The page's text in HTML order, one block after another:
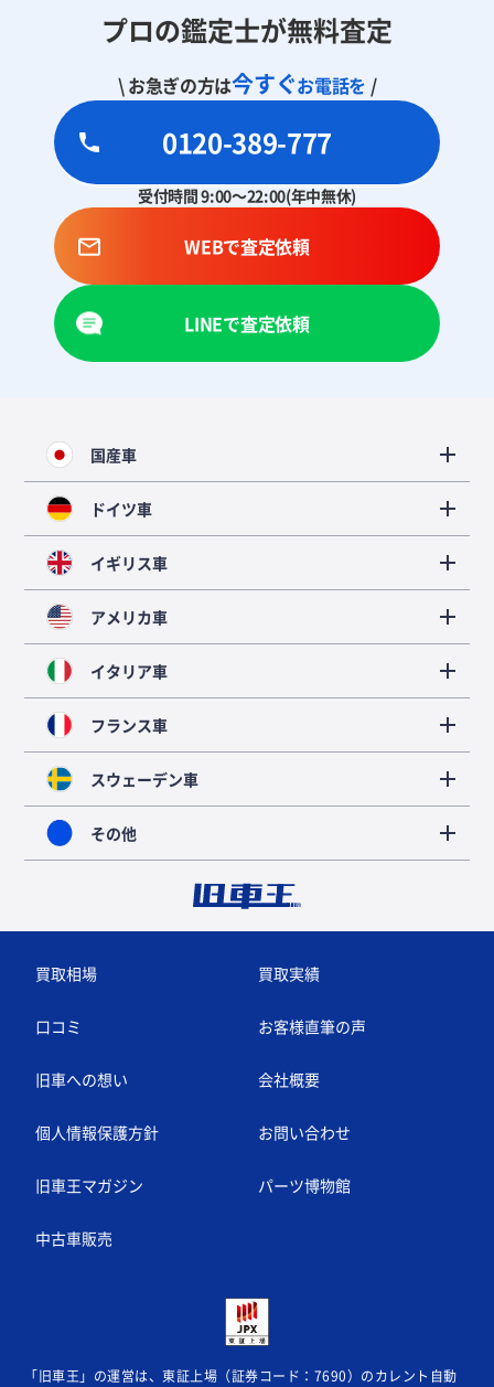
プロの鑑定士が無料査定
\ お急ぎの方は今すぐお電話を /
0120-389-777
受付時間 9:00～22:00(年中無休)
WEBで査定依頼
LINEで査定依頼
国産車
ドイツ車
イギリス車
アメリカ車
イタリア車
フランス車
スウェーデン車
その他
買取相場 買取実績
口コミ お客様直筆の声
旧車への想い 会社概要
個人情報保護方針 お問い合わせ
旧車王マガジン パーツ博物館
中古車販売
「旧車王」の運営は、東証上場（証券コード：7690）のカレント自動